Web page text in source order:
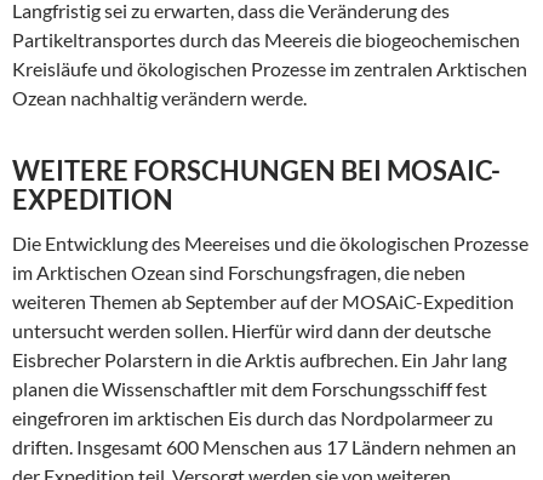
Langfristig sei zu erwarten, dass die Veränderung des
Partikeltransportes durch das Meereis die biogeochemischen
Kreisläufe und ökologischen Prozesse im zentralen Arktischen
Ozean nachhaltig verändern werde.
WEITERE FORSCHUNGEN BEI MOSAIC-
EXPEDITION
Die Entwicklung des Meereises und die ökologischen Prozesse
im Arktischen Ozean sind Forschungsfragen, die neben
weiteren Themen ab September auf der MOSAiC-Expedition
untersucht werden sollen. Hierfür wird dann der deutsche
Eisbrecher Polarstern in die Arktis aufbrechen. Ein Jahr lang
planen die Wissenschaftler mit dem Forschungsschiff fest
eingefroren im arktischen Eis durch das Nordpolarmeer zu
driften. Insgesamt 600 Menschen aus 17 Ländern nehmen an